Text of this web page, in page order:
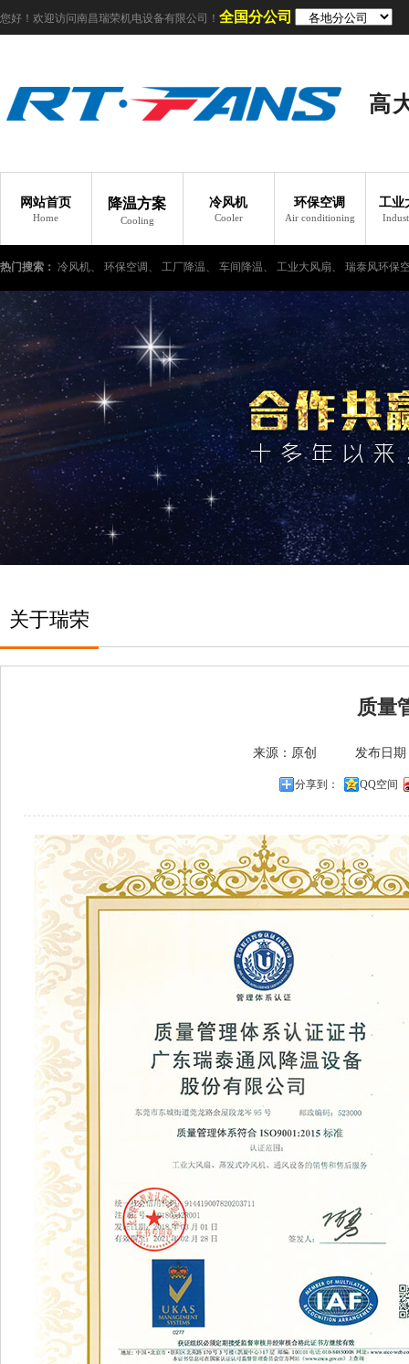
您好！欢迎访问南昌瑞荣机电设备有限公司！ 全国分公司
高
网站首页
Home
降温方案
Cooling
冷风机
Cooler
环保空调
Air conditioning
工业
热门搜索： 冷风机、 环保空调、 工厂降温、 车间降温、 工业大风扇、 瑞泰风环保
工业冷风机、 车间如何降温、
关于瑞荣
质量
来源：原创 发布日
分享到： QQ空间